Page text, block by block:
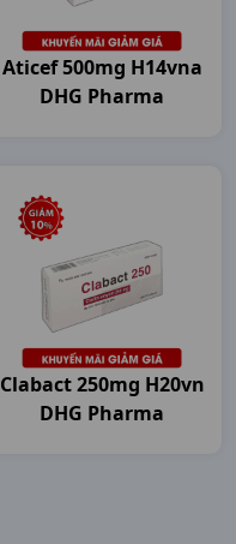
Aticef 500mg H14vna
DHG Pharma
Clabact 250mg H20vn
DHG Pharma